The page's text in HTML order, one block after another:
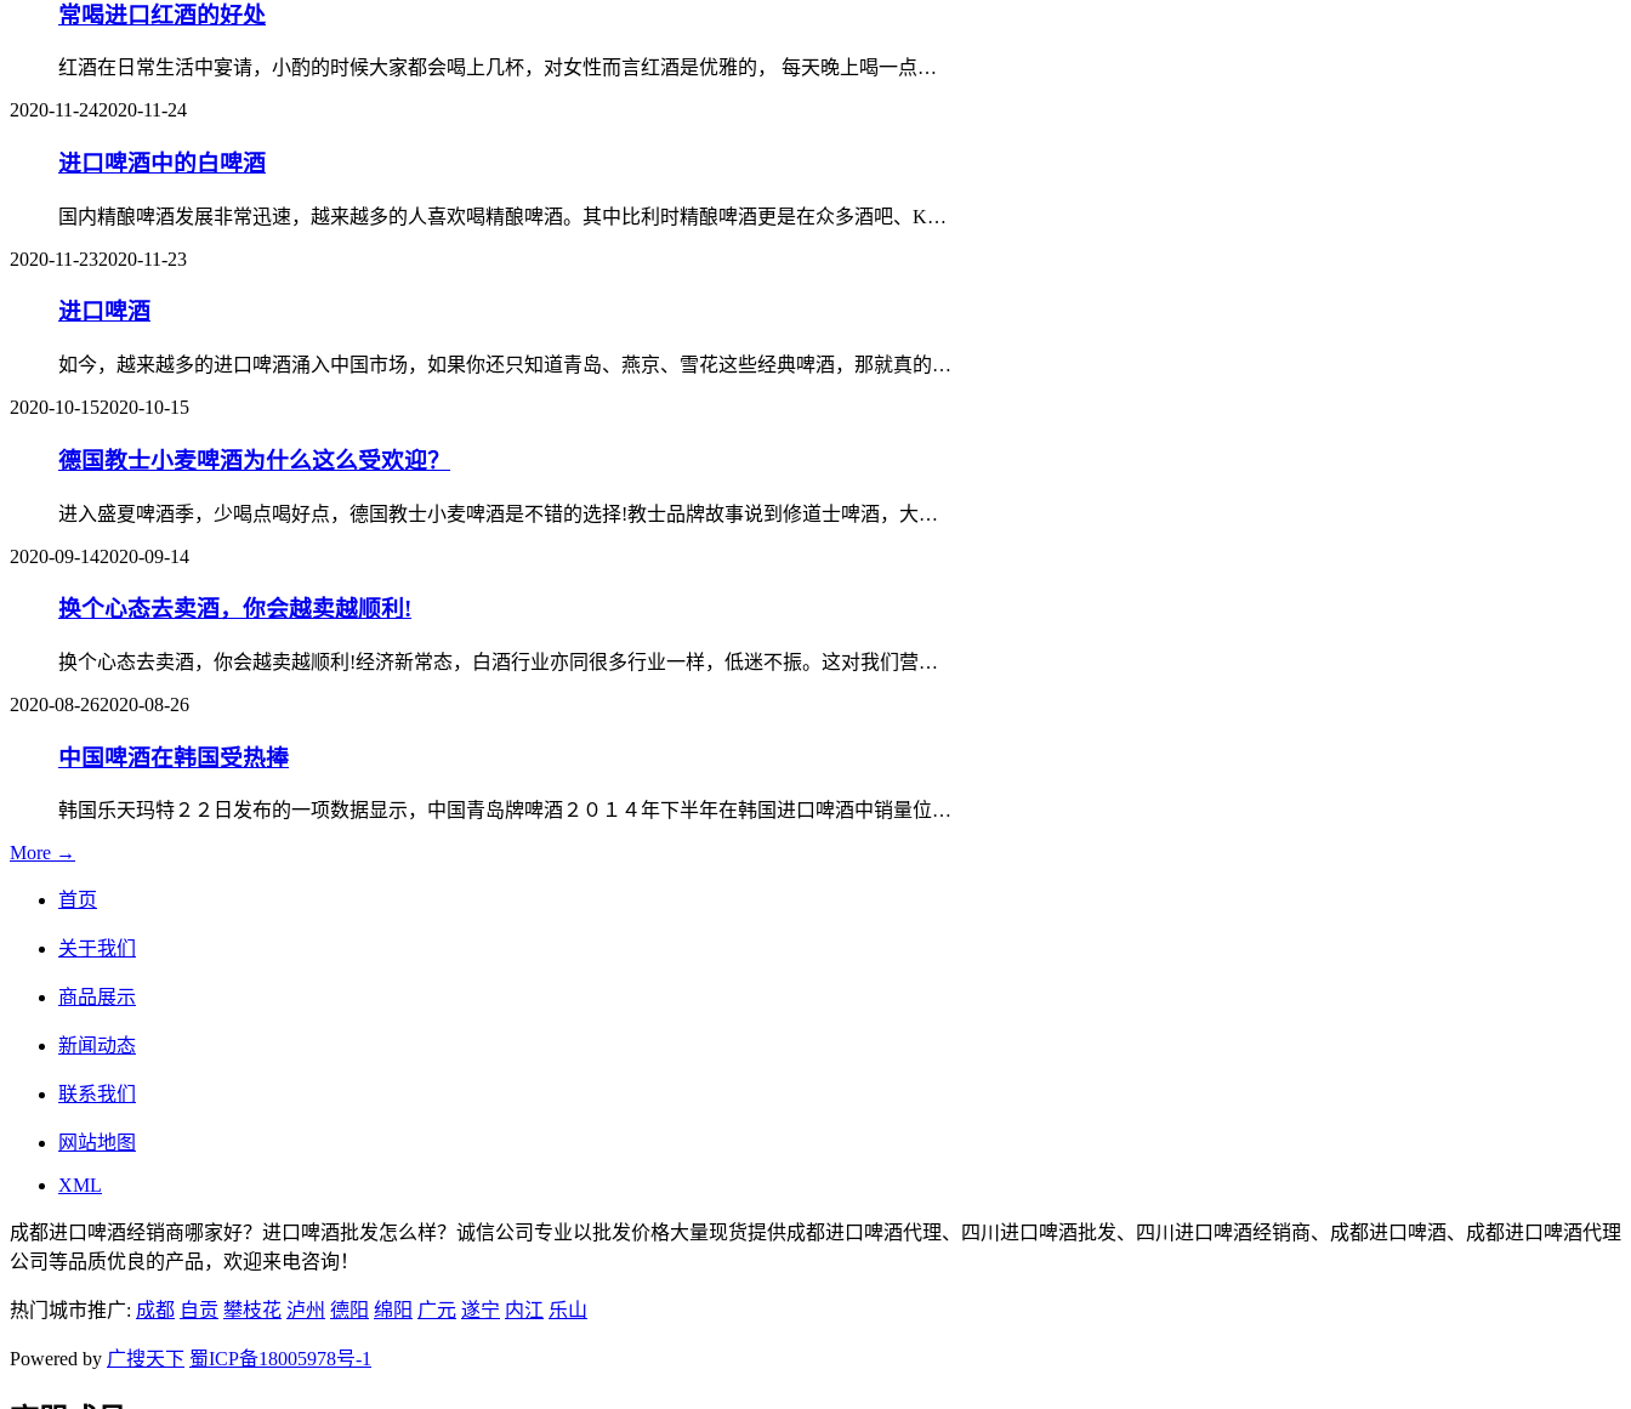
常喝进口红酒的好处
红酒在日常生活中宴请，小酌的时候大家都会喝上几杯，对女性而言红酒是优雅的， 每天晚上喝一点…
2020-11-242020-11-24
进口啤酒中的白啤酒
国内精酿啤酒发展非常迅速，越来越多的人喜欢喝精酿啤酒。其中比利时精酿啤酒更是在众多酒吧、K…
2020-11-232020-11-23
进口啤酒
如今，越来越多的进口啤酒涌入中国市场，如果你还只知道青岛、燕京、雪花这些经典啤酒，那就真的…
2020-10-152020-10-15
德国教士小麦啤酒为什么这么受欢迎？
进入盛夏啤酒季，少喝点喝好点，德国教士小麦啤酒是不错的选择!教士品牌故事说到修道士啤酒，大…
2020-09-142020-09-14
换个心态去卖酒，你会越卖越顺利!
换个心态去卖酒，你会越卖越顺利!经济新常态，白酒行业亦同很多行业一样，低迷不振。这对我们营…
2020-08-262020-08-26
中国啤酒在韩国受热捧
韩国乐天玛特２２日发布的一项数据显示，中国青岛牌啤酒２０１４年下半年在韩国进口啤酒中销量位…
More →
首页
关于我们
商品展示
新闻动态
联系我们
网站地图
XML
成都进口啤酒经销商哪家好？进口啤酒批发怎么样？诚信公司专业以批发价格大量现货提供成都进口啤酒代理、四川进口啤酒批发、四川进口啤酒经销商、成都进口啤酒、成都进口啤酒代理
公司等品质优良的产品，欢迎来电咨询！
热门城市推广: 成都 自贡 攀枝花 泸州 德阳 绵阳 广元 遂宁 内江 乐山
Powered by 广搜天下 蜀ICP备18005978号-1